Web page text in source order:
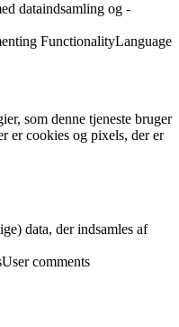
dataindsamling og -
FunctionalityLanguage
som denne tjeneste bruger
er cookies og pixels, der er
data, der indsamles af
User comments